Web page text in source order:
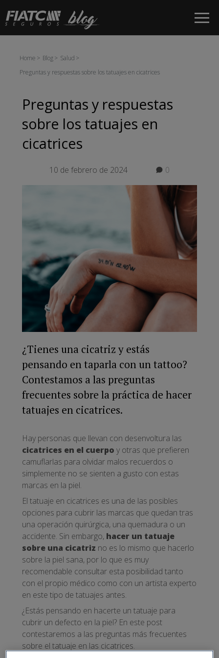
Saltar al contenido principal
Home Blog
Salud
Preguntas y respuestas sobre los tatuajes en cicatrices
Preguntas y respuestas
sobre los tatuajes en
cicatrices
10 de febrero de 2024 0
¿Tienes una cicatriz y estás
pensando en taparla con un tattoo?
Contestamos a las preguntas
frecuentes sobre la práctica de hacer
tatuajes en cicatrices.
Hay personas que llevan con desenvoltura las
cicatrices en el cuerpo y otras que prefieren
camuflarlas para olvidar malos recuerdos o
simplemente no se sienten a gusto con estas
marcas en la piel.
El tatuaje en cicatrices es una de las posibles
opciones para cubrir las marcas que quedan tras
una operación quirúrgica, una quemadura o un
accidente. Sin embargo, hacer un tatuaje
sobre una cicatriz no es lo mismo que hacerlo
sobre la piel sana, por lo que es muy
recomendable consultar esta posibilidad tanto
con el propio médico como con un artista experto
en este tipo de tatuajes antes.
¿Estás pensando en hacerte un tatuaje para
cubrir un defecto en la piel? En este post
contestaremos a las preguntas más frecuentes
sobre el tatuaje en las cicatrices.